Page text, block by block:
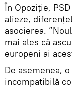
În Opoziție,
alieze,
asocierea.
mai ales că
europeni ai
De asemenea,
incompatibilă